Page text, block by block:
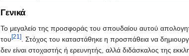
Γενικά
Το μεγαλείο της προσφοράς του σπουδαίου αυτού
του[21] . Στόχος του καταστάθηκε η προσπάθεια να
δεν είναι στοχαστής ή ερευνητής, αλλά διδάσκαλος της